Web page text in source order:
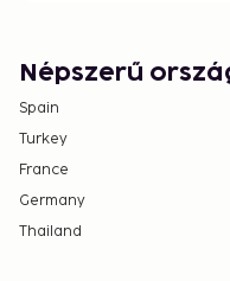
Népszerű
Spain
Turkey
France
Germany
Thailand